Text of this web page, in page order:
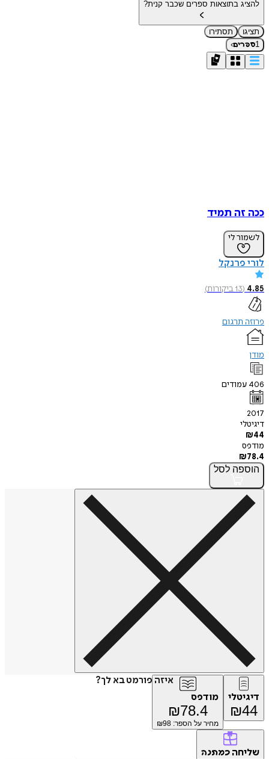
להציג בתוצאות ספרים שכבר קנית?
תציגו
תסתירו
1ספרים›
ככה זה תמיד
לשמור לי
לורי פרנקל
4.85
(
13ביקורות)
פרוזה תרגום
מודן
406 עמודים
2017
דיגיטלי
₪44
מודפס
₪78.4
הוספה לסל
איזה פורמט בא לך?
דיגיטלי
₪44
מודפס
₪78.4
מחיר על הספר: ₪ 98
שליחה כמתנה